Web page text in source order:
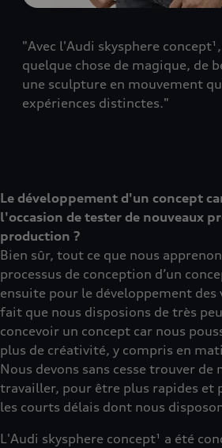
"Avec l'Audi skysphere
quelque chose de magique, de
une sculpture en mouvement
expériences distinctes."
Le développement d'un concept
l'occasion de tester de nouveaux
production ?
Bien sûr, tout ce que nous
processus de conception d’un
ensuite pour le développement des
fait que nous disposions de très
concevoir un concept car nous
plus de créativité, y compris en
Nous devons sans cesse trouver de
travailler, pour être plus rapides et
les courts délais dont nous
L'Audi skysphere concept¹ a été